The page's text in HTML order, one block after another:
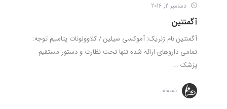
دسامبر 2, 2016
آگمنتین
آگمنتین نام ژنریک: آموکسی سیلین / کلاوولونات پتاسیم توجه:
تمامی داروهای ارائه شده تنها تحت نظارت و دستور مستقیم
پزشک ...
نسخه